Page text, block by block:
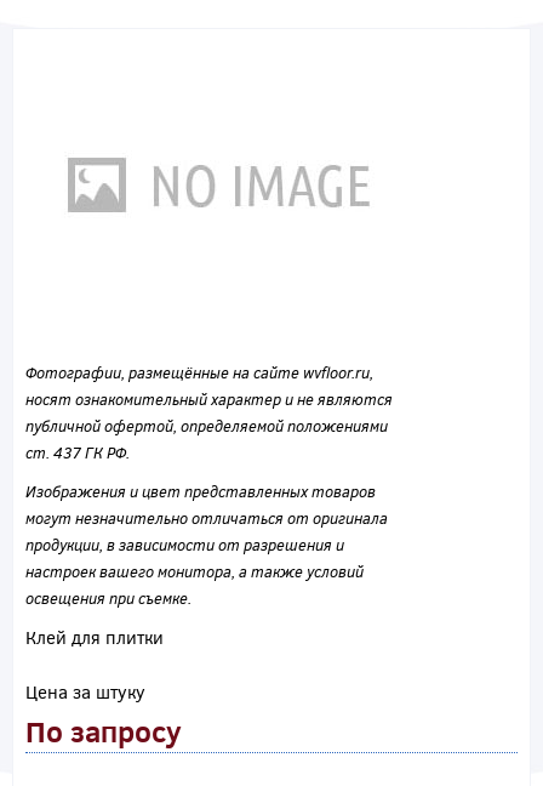
Фотографии, размещённые на сайте wvfloor.ru,
носят ознакомительный характер и не являются
публичной офертой, определяемой положениями
ст. 437 ГК РФ.
Изображения и цвет представленных товаров
могут незначительно отличаться от оригинала
продукции, в зависимости от разрешения и
настроек вашего монитора, а также условий
освещения при съемке.
Клей для плитки
Цена за штуку
По запросу